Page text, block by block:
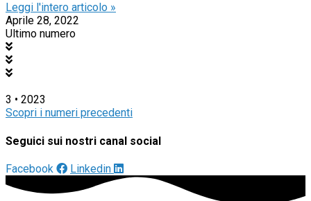
Leggi l'intero articolo »
Aprile 28, 2022
Ultimo numero
3 • 2023
Scopri i numeri precedenti
Seguici sui nostri canal social
Facebook Linkedin